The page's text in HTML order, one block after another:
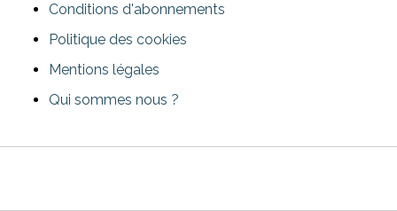
Conditions d'abonnements
Politique des cookies
Mentions légales
Qui sommes nous ?